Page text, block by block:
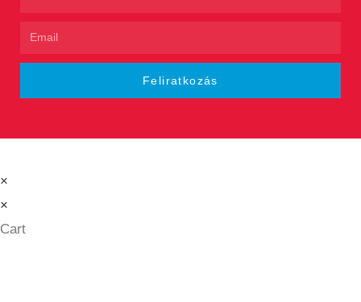
Feliratkozás
×
×
Cart